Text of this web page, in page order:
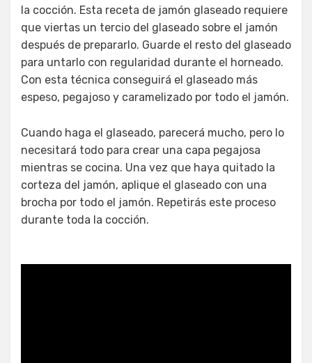
la cocción. Esta receta de jamón glaseado requiere
que viertas un tercio del glaseado sobre el jamón
después de prepararlo. Guarde el resto del glaseado
para untarlo con regularidad durante el horneado.
Con esta técnica conseguirá el glaseado más
espeso, pegajoso y caramelizado por todo el jamón.
Cuando haga el glaseado, parecerá mucho, pero lo
necesitará todo para crear una capa pegajosa
mientras se cocina. Una vez que haya quitado la
corteza del jamón, aplique el glaseado con una
brocha por todo el jamón. Repetirás este proceso
durante toda la cocción.